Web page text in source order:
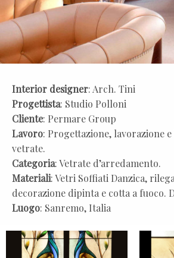
Interior designer: Arch. Tini
Progettista: Studio Polloni
Cliente: Permare Group
Lavoro: Progettazione, lavorazione
vetrate.
Categoria: Vetrate d’arredamento.
Materiali: Vetri Soffiati Danzica,
decorazione dipinta e cotta a fuoco.
Luogo: Sanremo, Italia